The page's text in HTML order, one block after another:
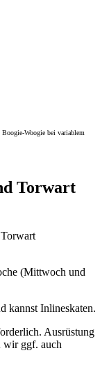
Woogie bei variablem
Torwart
(Mittwoch und
kannst Inlineskaten.
Ausrüstung
wir ggf. auch